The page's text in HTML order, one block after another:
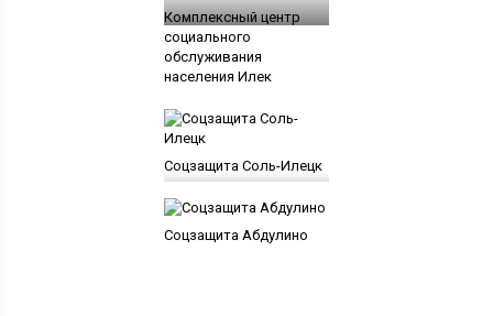
Комплексный центр
социального
обслуживания
населения Илек
Соцзащита Соль-Илецк
Соцзащита Абдулино